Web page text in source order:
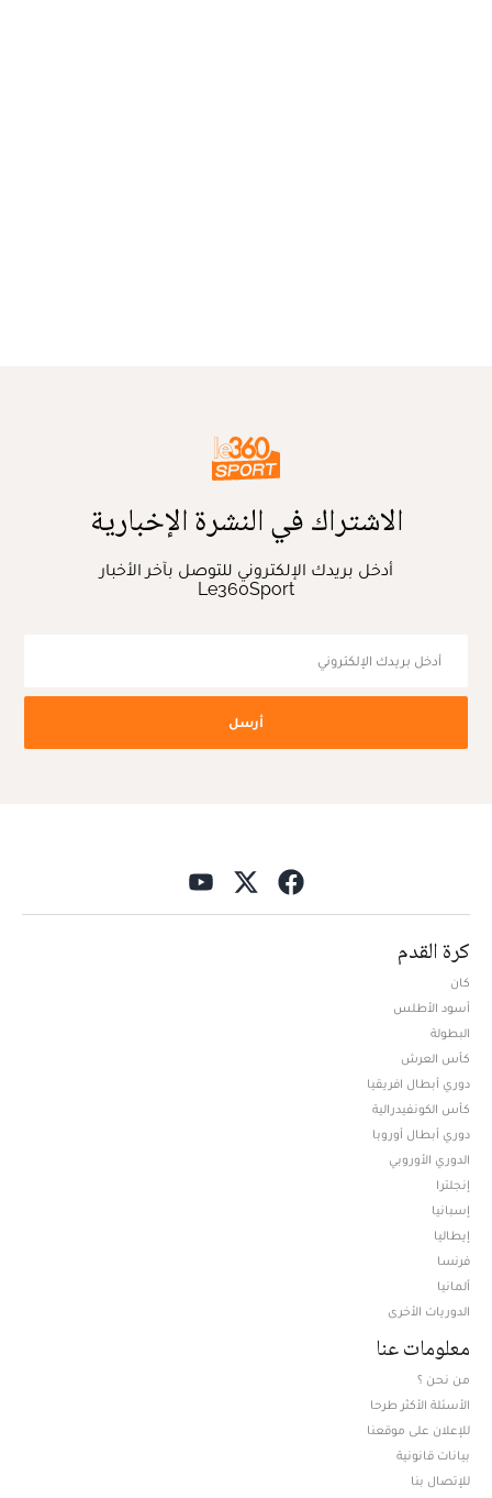
الاشتراك في النشرة الإخبارية
أدخل بريدك الإلكتروني للتوصل بآخر الأخبار
Le360Sport
أرسل
كرة القدم
كان
أسود الأطلس
البطولة
كأس العرش
دوري أبطال افريقيا
كأس الكونفيدرالية
دوري أبطال أوروبا
الدوري الأوروبي
إنجلترا
إسبانيا
إيطاليا
فرنسا
ألمانيا
الدوريات الأخرى
معلومات عنا
من نحن ؟
الأسئلة الأكثر طرحا
للإعلان على موقعنا
بيانات قانونية
للإتصال بنا